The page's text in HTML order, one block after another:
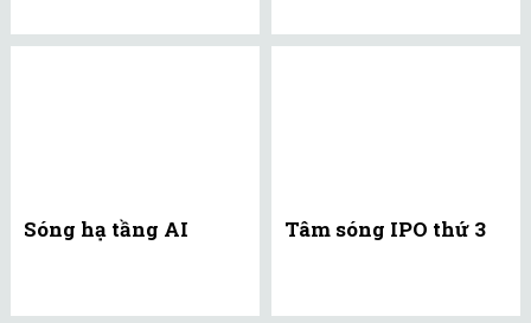
Sóng hạ tầng AI Tâm sóng IPO thứ 3